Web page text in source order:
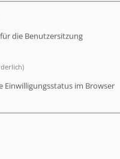
die Benutzersitzung
Einwilligungsstatus im Browser